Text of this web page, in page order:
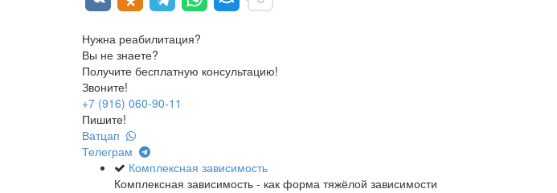
Нужна реабилитация?
Вы не знаете?
Получите бесплатную консультацию!
Звоните!
+7 (916) 060-90-11
Пишите!
Ватцап
Телеграм
Комплексная зависимость
Комплексная зависимость - как форма тяжёлой зависимости